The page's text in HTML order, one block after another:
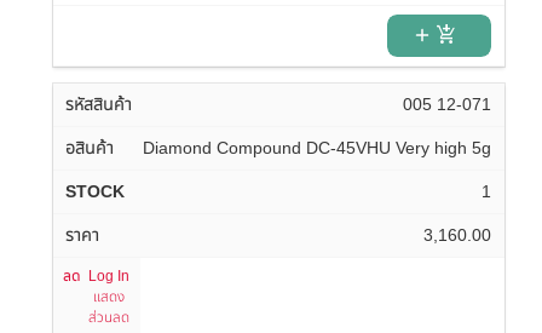
add_shopping_cart
005 12-071
Diamond Compound DC-45VHU Very high 5g
1
3,160.00
Log In
แสดง
ส่วนลด